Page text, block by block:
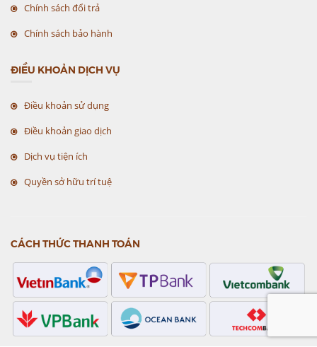
Chính sách đổi trả
Chính sách bảo hành
ĐIỀU KHOẢN DỊCH VỤ
Điều khoản sử dụng
Điều khoản giao dịch
Dịch vụ tiện ích
Quyền sở hữu trí tuệ
CÁCH THỨC THANH TOÁN